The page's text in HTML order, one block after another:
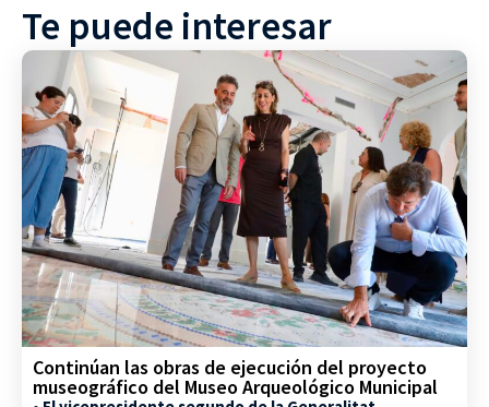
Te puede interesar
Continúan las obras de ejecución del proyecto
museográfico del Museo Arqueológico Municipal